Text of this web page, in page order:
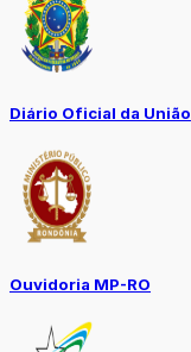
Diário Oficial da União
Ouvidoria MP-RO